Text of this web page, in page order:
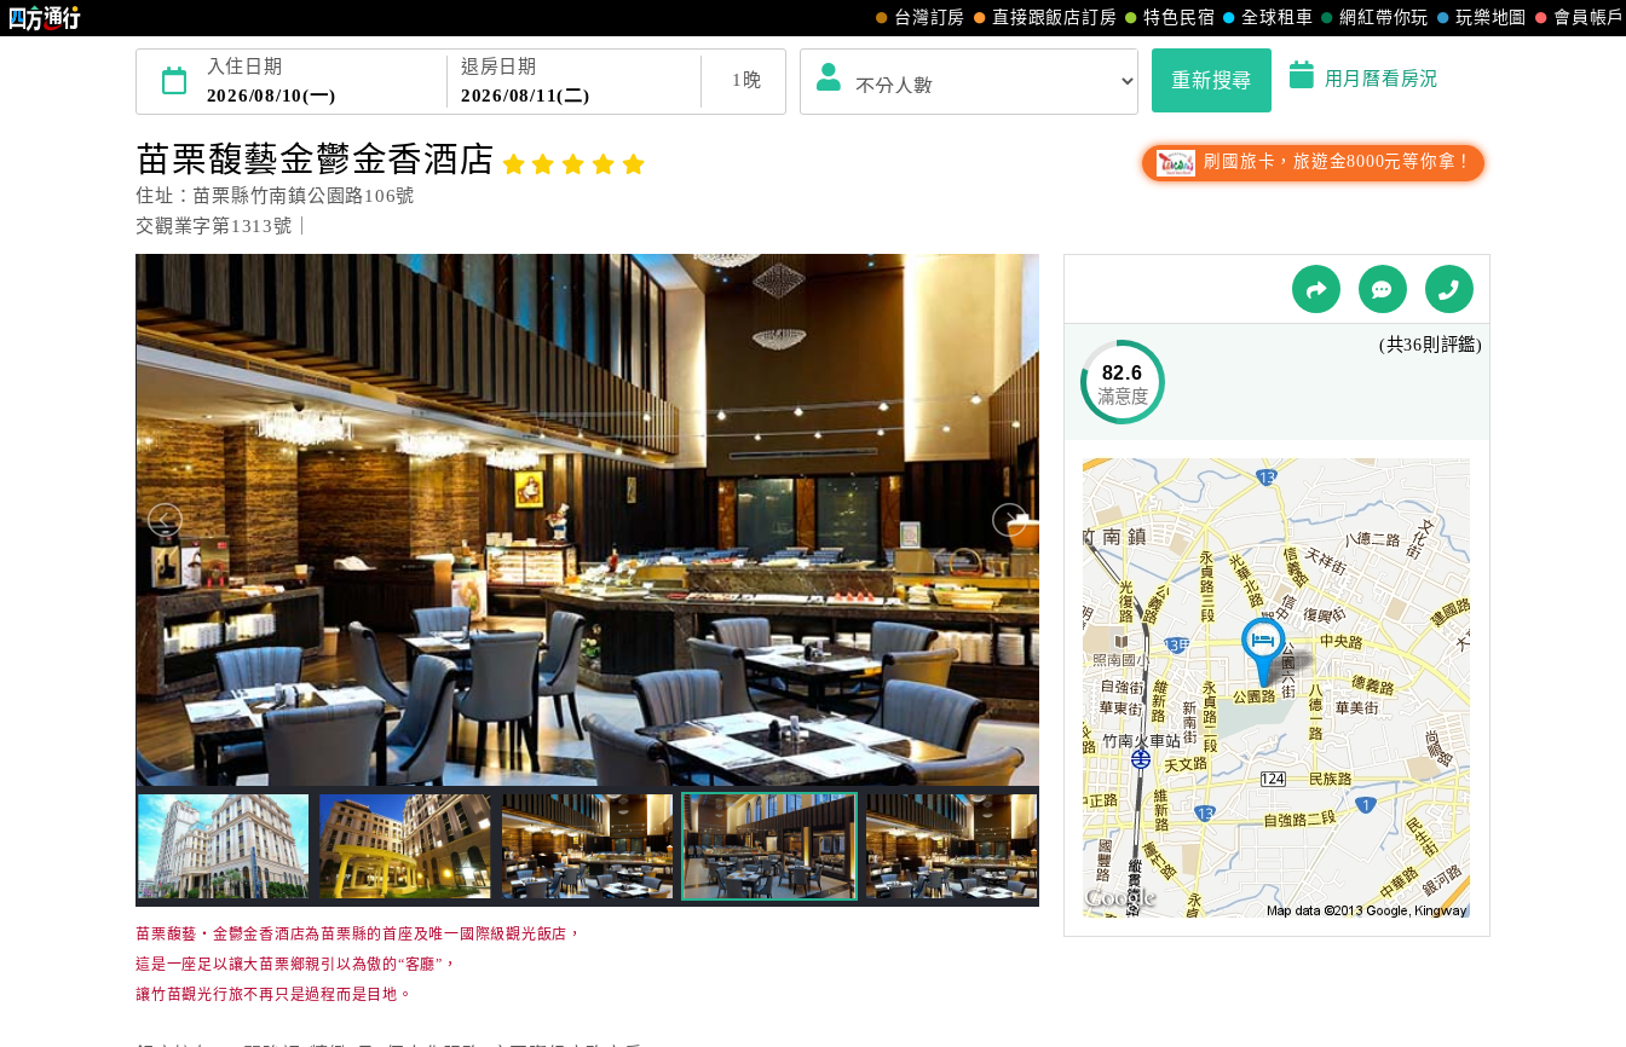
會員帳戶
玩樂地圖
網紅帶你玩
全球租車
特色民宿
直接跟飯店訂房
台灣訂房
入住日期
2026/08/10(一)
退房日期
2026/08/11(二)
1 晚 重新搜尋 用月曆看房況
苗栗馥藝金鬱金香酒店
住址：苗栗縣竹南鎮公園路106號
交觀業字第1313號｜
刷國旅卡，旅遊金8000元等你拿！
苗栗馥藝‧金鬱金香酒店為苗栗縣的首座及唯一國際級觀光飯店，
這是一座足以讓大苗栗鄉親引以為傲的“客廳”，
讓竹苗觀光行旅不再只是過程而是目地。
82.6
滿意度
(共36則評鑑)